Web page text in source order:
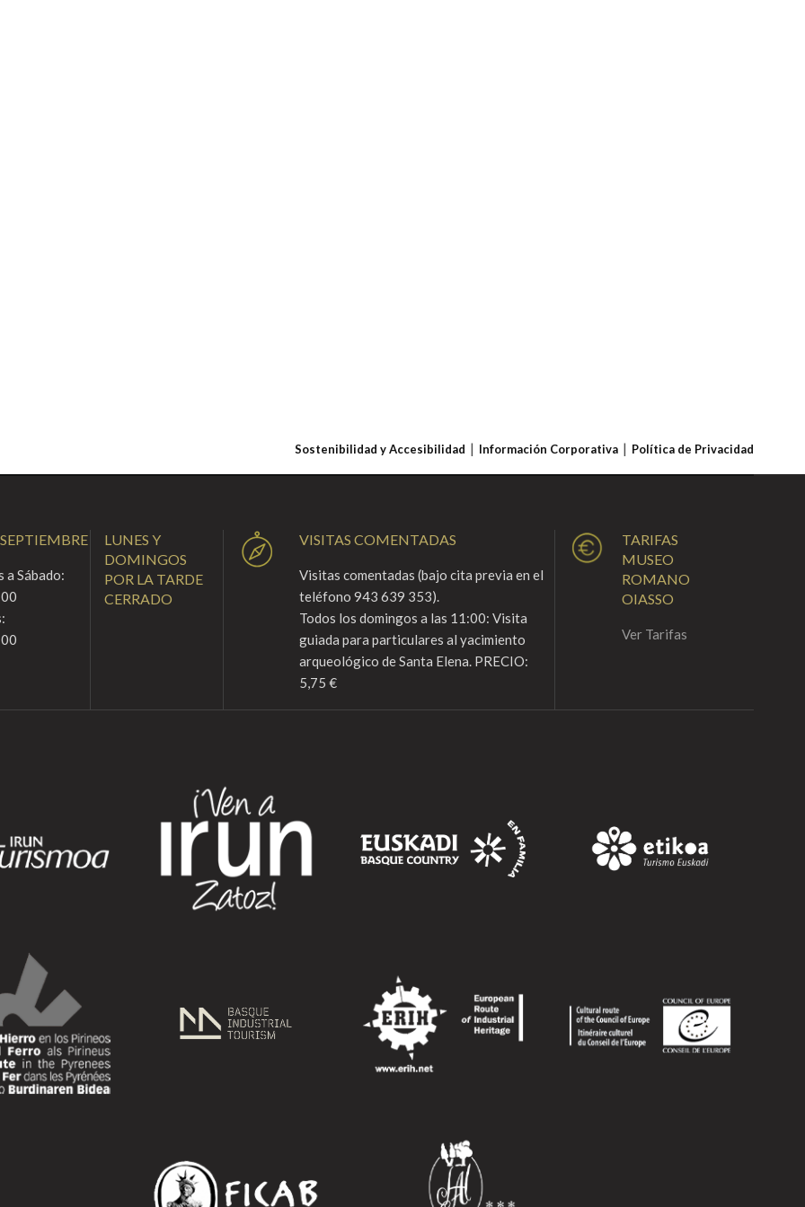
Sostenibilidad y Accesibilidad Información Corporativa Política de Privacidad
Sábado:
LUNES Y
DOMINGOS
POR LA TARDE
CERRADO
VISITAS COMENTADAS
Visitas comentadas (bajo cita previa en el
teléfono 943 639 353).
Todos los domingos a las 11:00: Visita
guiada para particulares al yacimiento
arqueológico de Santa Elena. PRECIO:
5,75 €
TARIFAS
MUSEO
ROMANO
OIASSO
Ver Tarifas